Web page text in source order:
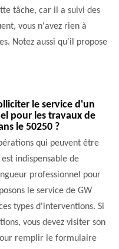
tâche, car il a suivi des
vous n'avez rien à
Notez aussi qu'il propose
le service d'un
pour les travaux de
le 50250 ?
qui peuvent être
indispensable de
professionnel pour
le service de GW
types d'interventions. Si
vous devez visiter son
remplir le formulaire